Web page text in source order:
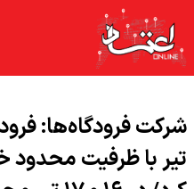
تیر با ظرفیت